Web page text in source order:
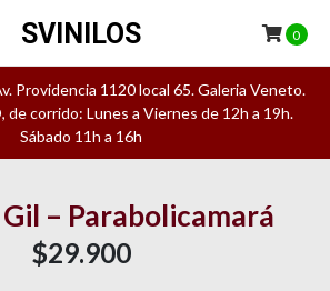
Providencia 1120 local 65. Galeria Veneto.
de corrido: Lunes a Viernes de 12h a 19h.
Sábado 11h a 16h
SVINILOS 0
– Parabolicamará
$29.900